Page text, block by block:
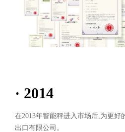
· 2014
在2013年智能秤进入市场后,为更好
出口有限公司。